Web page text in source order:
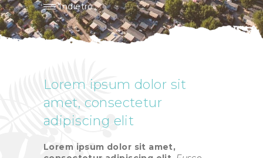
Indietro
Lorem ipsum dolor sit
amet, consectetur
adipiscing elit
Lorem ipsum dolor sit amet,